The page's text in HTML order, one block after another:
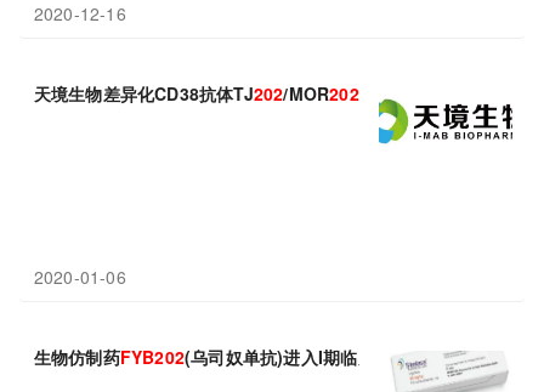
2020-12-16
天境生物差异化CD38抗体TJ202/MOR202完成中国大陆临床试验
2020-01-06
生物仿制药FYB202(乌司奴单抗)进入I期临床